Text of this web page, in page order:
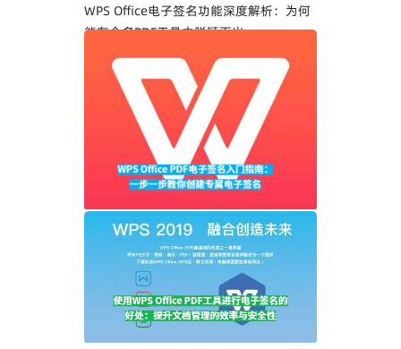
WPS Office电子签名功能深度解析：为何
能在众多PDF工具中脱颖而出
WPS Office PDF电子签名入门指南：一步
一步教你创建专属电子签名